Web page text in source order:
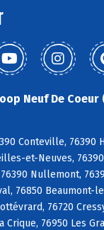
Neuf De Coeur
Conteville, 76390
et-Neuves,
Nullemont,
76850 Beaumont-
76720
Crique, 76950 Les